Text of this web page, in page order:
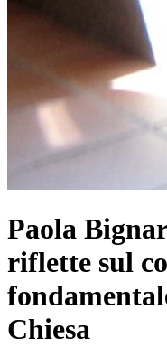
Paola
riflette sul
Chiesa